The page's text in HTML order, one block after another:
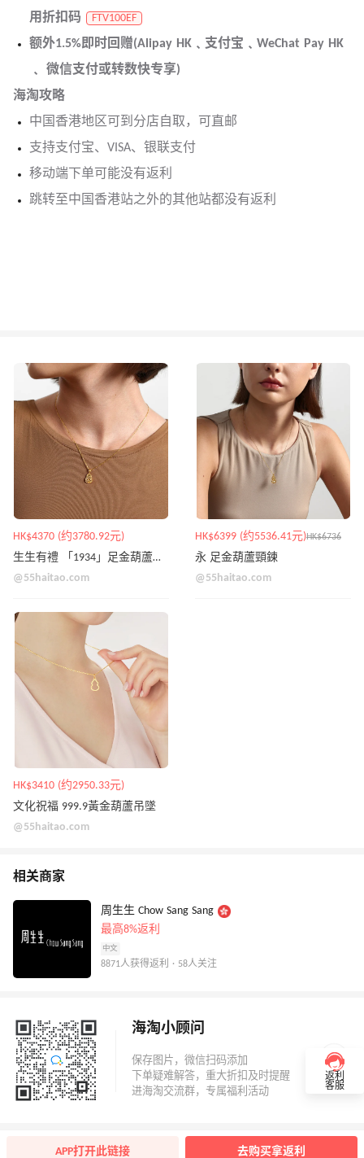
用折扣码
FTV100EF
额外1.5%即时回赠(Alipay HK﹑支付宝﹑WeChat Pay HK
﹑ 微信支付或转数快专享)
海淘攻略
中国香港地区可到分店自取，可直邮
支持支付宝、VISA、银联支付
移动端下单可能没有返利
跳转至中国香港站之外的其他站都没有返利
HK$4370 (约3780.92元)
生生有禮 「1934」足金葫蘆吊墜
@55haitao.com
HK$6399 (约5536.41元)HK$6736
永 足金葫蘆頸鍊
@55haitao.com
HK$3410 (约2950.33元)
文化祝福 999.9黃金葫蘆吊墜
@55haitao.com
相关商家
周生生 Chow Sang Sang
最高8%返利
中文
8871人获得返利 · 58人关注
海淘小顾问
返利
客服
APP打开此链接 去购买拿返利